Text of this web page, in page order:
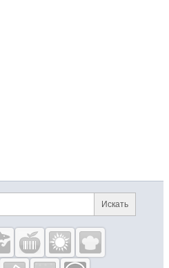
информация
Поиск по сайту и
Искать
проекты
—